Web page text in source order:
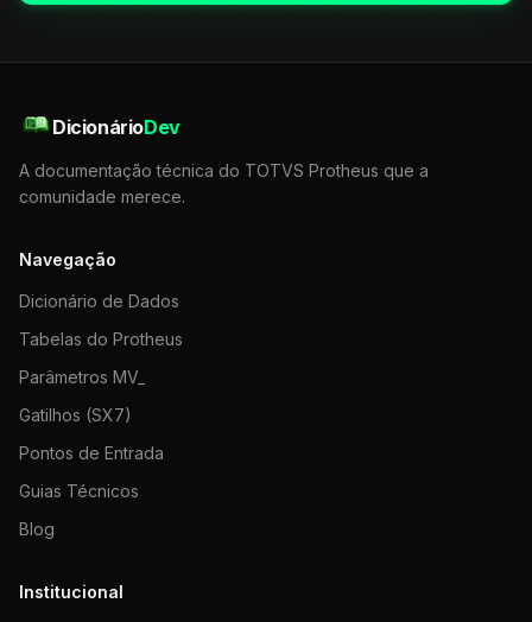
DicionárioDev
A documentação técnica do TOTVS Protheus que a
comunidade merece.
Navegação
Dicionário de Dados
Tabelas do Protheus
Parâmetros MV_
Gatilhos (SX7)
Pontos de Entrada
Guias Técnicos
Blog
Institucional